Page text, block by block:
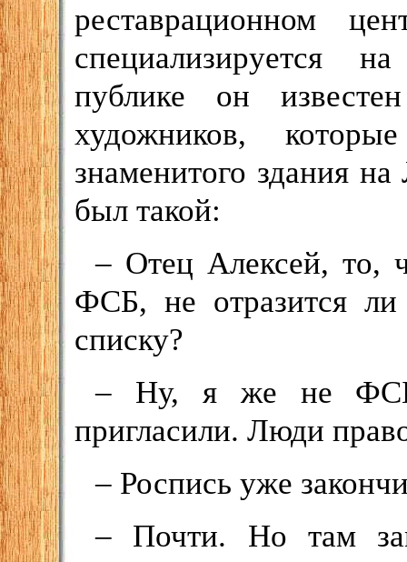
реставрационном
специализируется
публике он
художников,
знаменитого здания
был такой:
– Отец Алексей, то,
ФСБ, не отразится
списку?
– Ну, я же не ФСБ
пригласили. Люди
– Роспись уже
– Почти. Но там